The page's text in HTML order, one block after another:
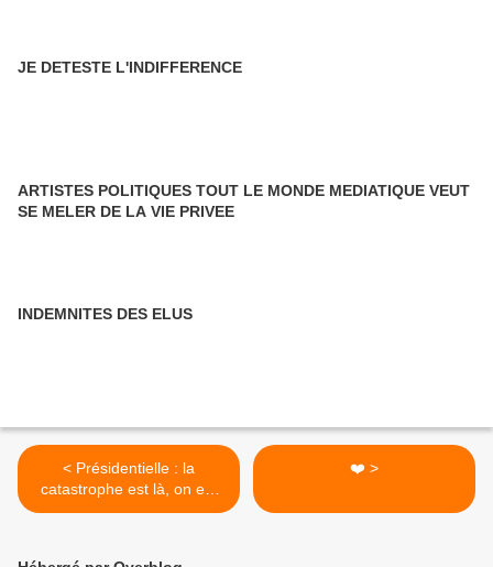
JE DETESTE L'INDIFFERENCE
ARTISTES POLITIQUES TOUT LE MONDE MEDIATIQUE VEUT
SE MELER DE LA VIE PRIVEE
INDEMNITES DES ELUS
< Présidentielle : la
catastrophe est là, on est
dedans !
❤️ >